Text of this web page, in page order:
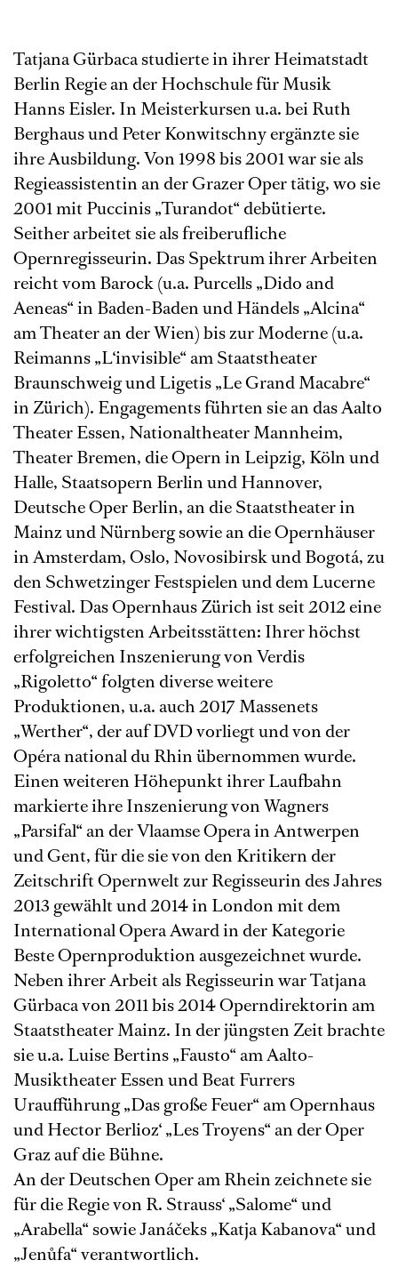
Tatjana Gürbaca studierte in ihrer Heimatstadt
Berlin Regie an der Hochschule für Musik
Hanns Eisler. In Meisterkursen u.a. bei Ruth
Berghaus und Peter Konwitschny ergänzte sie
ihre Ausbildung. Von 1998 bis 2001 war sie als
Regieassistentin an der Grazer Oper tätig, wo sie
2001 mit Puccinis „Turandot“ debütierte.
Seither arbeitet sie als freiberufliche
Opernregisseurin. Das Spektrum ihrer Arbeiten
reicht vom Barock (u.a. Purcells „Dido and
Aeneas“ in Baden-Baden und Händels „Alcina“
am Theater an der Wien) bis zur Moderne (u.a.
Reimanns „L‘invisible“ am Staatstheater
Braunschweig und Ligetis „Le Grand Macabre“
in Zürich). Engagements führten sie an das Aalto
Theater Essen, Nationaltheater Mannheim,
Theater Bremen, die Opern in Leipzig, Köln und
Halle, Staatsopern Berlin und Hannover,
Deutsche Oper Berlin, an die Staatstheater in
Mainz und Nürnberg sowie an die Opernhäuser
in Amsterdam, Oslo, Novosibirsk und Bogotá, zu
den Schwetzinger Festspielen und dem Lucerne
Festival. Das Opernhaus Zürich ist seit 2012 eine
ihrer wichtigsten Arbeitsstätten: Ihrer höchst
erfolgreichen Inszenierung von Verdis
„Rigoletto“ folgten diverse weitere
Produktionen, u.a. auch 2017 Massenets
„Werther“, der auf DVD vorliegt und von der
Opéra national du Rhin übernommen wurde.
Einen weiteren Höhepunkt ihrer Laufbahn
markierte ihre Inszenierung von Wagners
„Parsifal“ an der Vlaamse Opera in Antwerpen
und Gent, für die sie von den Kritikern der
Zeitschrift Opernwelt zur Regisseurin des Jahres
2013 gewählt und 2014 in London mit dem
International Opera Award in der Kategorie
Beste Opernproduktion ausgezeichnet wurde.
Neben ihrer Arbeit als Regisseurin war Tatjana
Gürbaca von 2011 bis 2014 Operndirektorin am
Staatstheater Mainz. In der jüngsten Zeit brachte
sie u.a. Luise Bertins „Fausto“ am Aalto-
Musiktheater Essen und Beat Furrers
Uraufführung „Das große Feuer“ am Opernhaus
und Hector Berlioz‘ „Les Troyens“ an der Oper
Graz auf die Bühne.
An der Deutschen Oper am Rhein zeichnete sie
für die Regie von R. Strauss‘ „Salome“ und
„Arabella“ sowie Janáčeks „Katja Kabanova“ und
„Jenůfa“ verantwortlich.